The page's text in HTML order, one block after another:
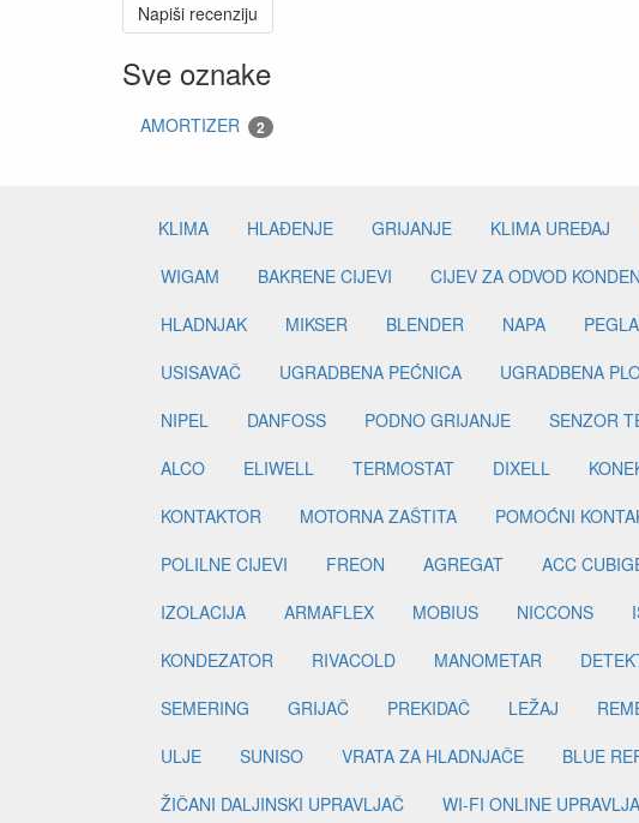
Napiši recenziju
Sve oznake
AMORTIZER 2
KLIMA HLAĐENJE GRIJANJE KLIMA UREĐAJ
WIGAM
BAKRENE CIJEVI CIJEV ZA ODVOD
HLADNJAK
MIKSER BLENDER NAPA
USISAVAČ
UGRADBENA PEĆNICA UGRADBENA
NIPEL
DANFOSS PODNO GRIJANJE SENZOR
ALCO
ELIWELL TERMOSTAT DIXELL
KONTAKTOR
MOTORNA ZAŠTITA POMOĆNI
POLILNE CIJEVI
FREON AGREGAT ACC
IZOLACIJA
ARMAFLEX MOBIUS NICCONS
KONDEZATOR
RIVACOLD MANOMETAR
SEMERING
GRIJAČ PREKIDAČ LEŽAJ
ULJE
SUNISO VRATA ZA HLADNJAČE BLUE
ŽIČANI DALJINSKI UPRAVLJAČ
WI-FI ONLINE